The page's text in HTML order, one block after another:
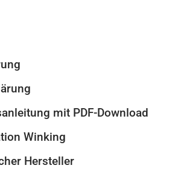
mit PDF-Download
Winking
Hersteller